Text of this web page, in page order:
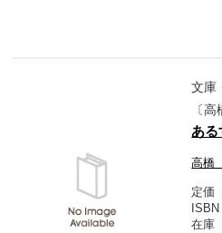
文庫
〔
ある
高橋
定価
ISBN
在庫